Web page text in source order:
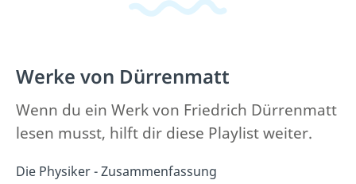
Werke von Dürrenmatt
Wenn du ein Werk von Friedrich Dürrenmatt
lesen musst, hilft dir diese Playlist weiter.
Die Physiker - Zusammenfassung